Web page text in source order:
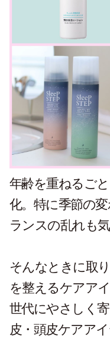
年齢を重ねるご
化。特に季節の
ランスの乱れも
そんなときに取
を整えるケアア
世代にやさしく
皮・頭皮ケアア